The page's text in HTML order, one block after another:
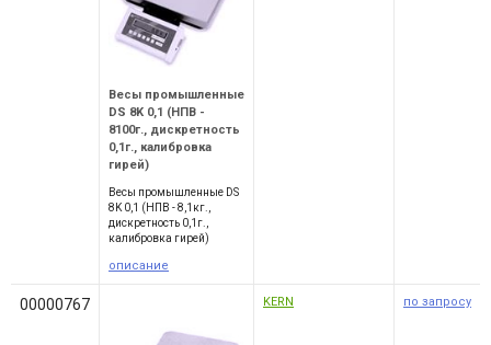
Весы промышленные
DS 8K 0,1 (НПВ -
8100г., дискретность
0,1г., калибровка
гирей)
Весы промышленные DS
8K 0,1 (НПВ - 8,1кг.,
дискретность 0,1г.,
калибровка гирей)
описание
00000767 KERN по запросу